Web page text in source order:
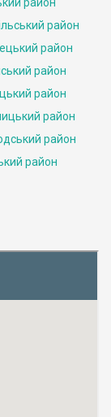
район
район
район
район
район
район
район